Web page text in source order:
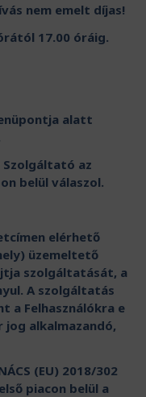
nem emelt díjas!
17.00 óráig.
alatt
Szolgáltató az
belül válaszol.
elérhető
üzemeltető
szolgáltatását, a
A szolgáltatás
a Felhasználókra e
jog alkalmazandó,
(EU) 2018/302
piacon belül a